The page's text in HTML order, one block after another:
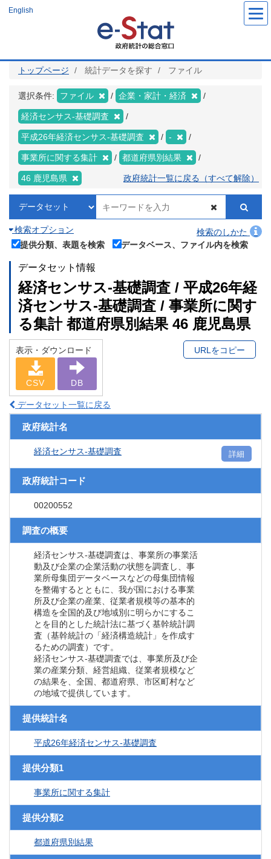
ツ
English
トップページ 統計データを探す ファイル
選択条件: ファイル 企業・家計・経済
経済センサス‐基礎調査
平成26年経済センサス‐基礎調査 -
事業所に関する集計 都道府県別結果
46 鹿児島県 政府統計一覧に戻る（すべて解除）
検索オプション
検索のしかた
提供分類、表題を検索
データベース、ファイル内を検索
データセット情報
経済センサス‐基礎調査 / 平成26年経
済センサス‐基礎調査 / 事業所に関す
る集計 都道府県別結果 46 鹿児島県
表示・ダウンロード
CSV DB
URLをコピー
データセット一覧に戻る
政府統計名
経済センサス‐基礎調査 詳細
政府統計コード
00200552
調査の概要
経済センサス‐基礎調査は、事業所の事業活
動及び企業の企業活動の状態を調査し、事
業所母集団データベースなどの母集団情報
を整備するとともに、我が国における事業
所及び企業の産業、従業者規模等の基本的
構造を全国的及び地域別に明らかにするこ
とを目的とした統計法に基づく基幹統計調
査（基幹統計の「経済構造統計」を作成す
るための調査）です。
経済センサス‐基礎調査では、事業所及び企
業の産業分類、経営組織、従業者規模など
の結果を、全国、都道府県、市区町村など
の地域で提供しています。
提供統計名
平成26年経済センサス‐基礎調査
提供分類1
事業所に関する集計
提供分類2
都道府県別結果